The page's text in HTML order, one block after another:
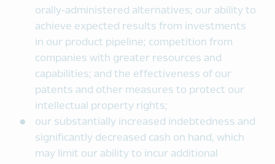
orally-administered alternatives; our ability to
achieve expected results from investments
in our product pipeline; competition from
companies with greater resources and
capabilities; and the effectiveness of our
patents and other measures to protect our
intellectual property rights;
our substantially increased indebtedness and
significantly decreased cash on hand, which
may limit our ability to incur additional